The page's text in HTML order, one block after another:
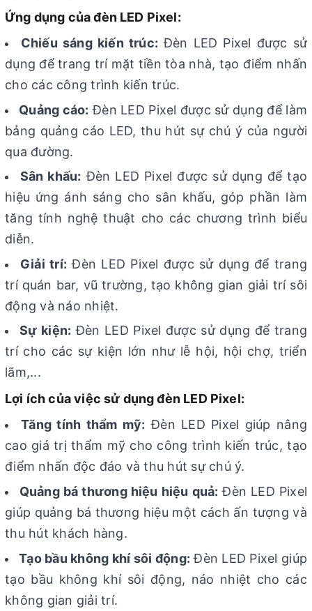
Ứng dụng của đèn LED Pixel:
Chiếu sáng kiến trúc: Đèn LED Pixel được sử
dụng để trang trí mặt tiền tòa nhà, tạo điểm nhấn
cho các công trình kiến trúc.
Quảng cáo: Đèn LED Pixel được sử dụng để làm
bảng quảng cáo LED, thu hút sự chú ý của người
qua đường.
Sân khấu: Đèn LED Pixel được sử dụng để tạo
hiệu ứng ánh sáng cho sân khấu, góp phần làm
tăng tính nghệ thuật cho các chương trình biểu
diễn.
Giải trí: Đèn LED Pixel được sử dụng để trang
trí quán bar, vũ trường, tạo không gian giải trí sôi
động và náo nhiệt.
Sự kiện: Đèn LED Pixel được sử dụng để trang
trí cho các sự kiện lớn như lễ hội, hội chợ, triển
lãm,...
Lợi ích của việc sử dụng đèn LED Pixel:
Tăng tính thẩm mỹ: Đèn LED Pixel giúp nâng
cao giá trị thẩm mỹ cho công trình kiến trúc, tạo
điểm nhấn độc đáo và thu hút sự chú ý.
Quảng bá thương hiệu hiệu quả: Đèn LED Pixel
giúp quảng bá thương hiệu một cách ấn tượng và
thu hút khách hàng.
Tạo bầu không khí sôi động: Đèn LED Pixel giúp
tạo bầu không khí sôi động, náo nhiệt cho các
không gian giải trí.